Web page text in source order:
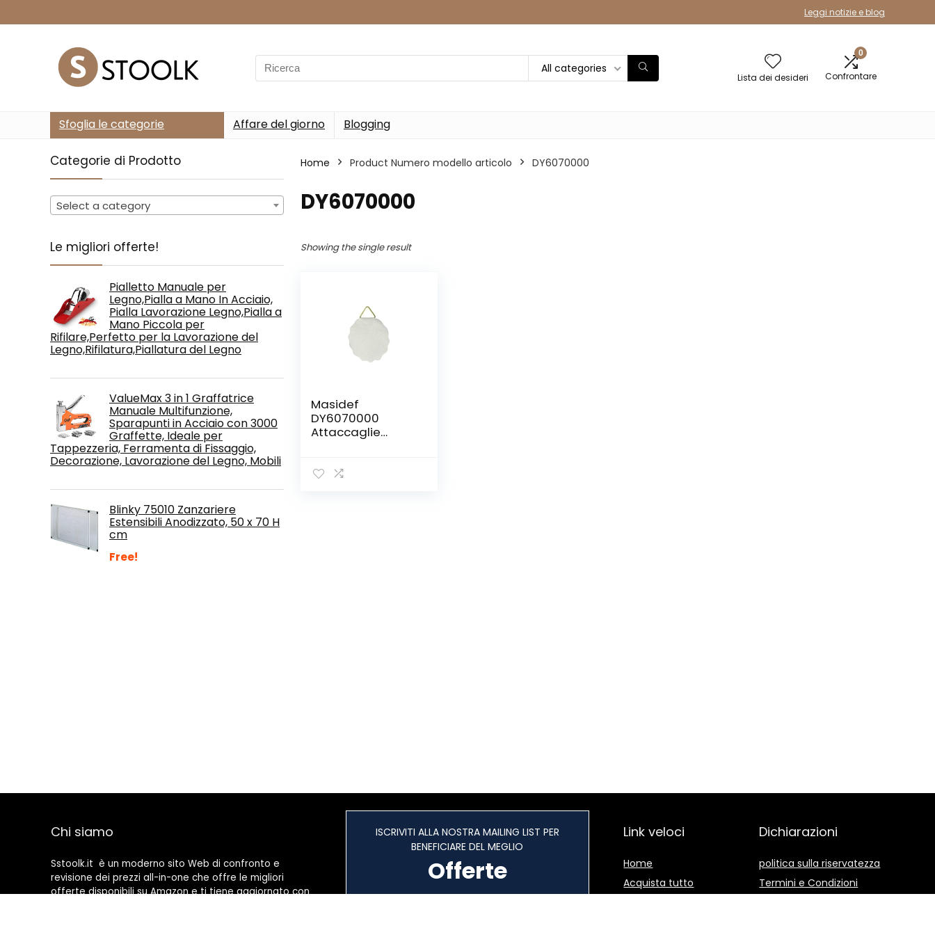
Leggi notizie e blog
Search
for:
All categories
Lista dei desideri
0
Confrontare
Sfoglia le categorie Affare del giorno Blogging
Categorie di Prodotto
Select a category
Le migliori offerte!
Pialletto Manuale per
Legno,Pialla a Mano In Acciaio,
Pialla Lavorazione Legno,Pialla a
Mano Piccola per
Rifilare,Perfetto per la Lavorazione del
Legno,Rifilatura,Piallatura del Legno
ValueMax 3 in 1 Graffatrice
Manuale Multifunzione,
Sparapunti in Acciaio con 3000
Graffette, Ideale per
Tappezzeria, Ferramenta di Fissaggio,
Decorazione, Lavorazione del Legno, Mobili
Blinky 75010 Zanzariere
Estensibili Anodizzato, 50 x 70 H
cm
Free!
Home Product Numero modello articolo ‎DY6070000
‎DY6070000
Showing the single result
Masidef
DY6070000
Attaccaglie
Chi siamo
Sstoolk.it è un moderno sito Web di confronto e
revisione dei prezzi all-in-one che offre le migliori
offerte disponibili su Amazon e ti tiene aggiornato con
ISCRIVITI ALLA NOSTRA MAILING LIST PER
BENEFICIARE DEL MEGLIO
Offerte
Link veloci
Home
Acquista tutto
Dichiarazioni
politica sulla riservatezza
Termini e Condizioni